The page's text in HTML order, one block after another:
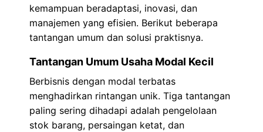
kemampuan beradaptasi, inovasi, dan
manajemen yang efisien. Berikut beberapa
tantangan umum dan solusi praktisnya.
Tantangan Umum Usaha Modal Kecil
Berbisnis dengan modal terbatas
menghadirkan rintangan unik. Tiga tantangan
paling sering dihadapi adalah pengelolaan
stok barang, persaingan ketat, dan